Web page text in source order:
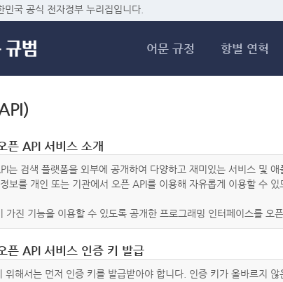
민국 공식 전자정부 누리집입니다.
어문 규정 항별 연혁
픈 API 서비스 소개
는 검색 플랫폼을 외부에 공개하여 다양하고 재미있는 서비스 및
보를 개인 또는 기관에서 오픈 API를 이용해 자유롭게 이용할 수 있
가진 기능을 이용할 수 있도록 공개한 프로그래밍 인터페이스를 오
픈 API 서비스 인증 키 발급
위해서는 먼저 인증 키를 발급받아야 합니다. 인증 키가 올바르지